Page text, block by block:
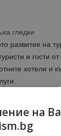
гледки
развитие на
и гости
хотели и
на